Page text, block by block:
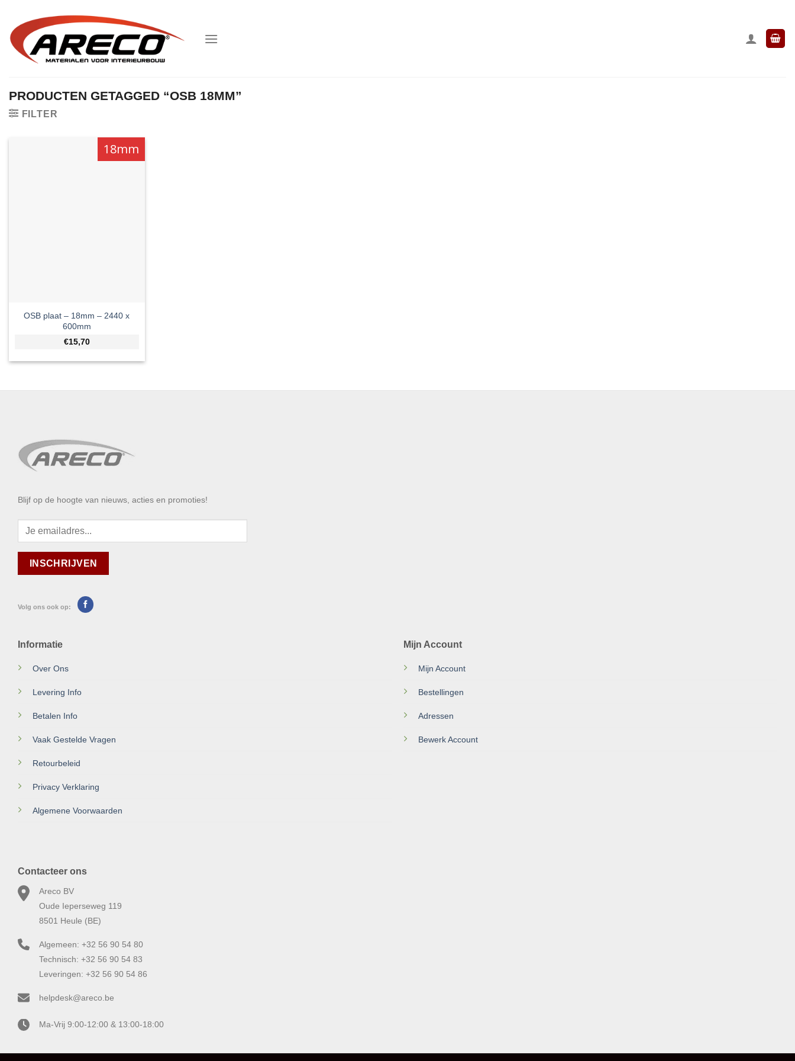
inhoud
PRODUCTEN GETAGGED “OSB 18MM”
FILTER
18mm
OSB plaat – 18mm – 2440 x
600mm
€15,70
Blijf op de hoogte van nieuws, acties en promoties!
Volg ons ook op:
Informatie
Over Ons
Levering Info
Betalen Info
Vaak Gestelde Vragen
Retourbeleid
Privacy Verklaring
Algemene Voorwaarden
Mijn Account
Mijn Account
Bestellingen
Adressen
Bewerk Account
Contacteer ons
Areco BV
Oude Ieperseweg 119
8501 Heule (BE)
Algemeen: +32 56 90 54 80
Technisch: +32 56 90 54 83
Leveringen: +32 56 90 54 86
helpdesk@areco.be
Ma-Vrij 9:00-12:00 & 13:00-18:00